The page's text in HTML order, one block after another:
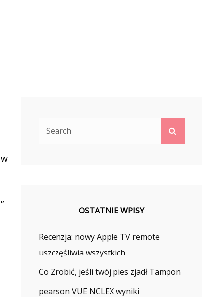
OSTATNIE WPISY
Recenzja: nowy Apple TV remote
uszczęśliwia wszystkich
Co Zrobić, jeśli twój pies zjadł Tampon
pearson VUE NCLEX wyniki